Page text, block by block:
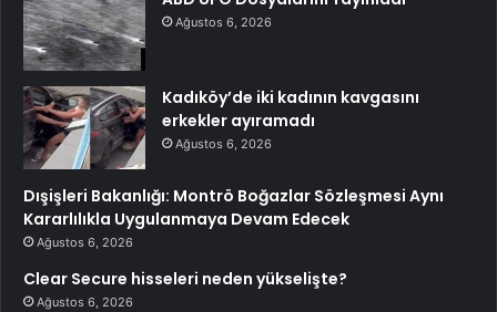
Ağustos 6, 2026
Kadıköy’de iki kadının kavgasını
erkekler ayıramadı
Ağustos 6, 2026
Dışişleri Bakanlığı: Montrö Boğazlar Sözleşmesi Aynı
Kararlılıkla Uygulanmaya Devam Edecek
Ağustos 6, 2026
Clear Secure hisseleri neden yükselişte?
Ağustos 6, 2026